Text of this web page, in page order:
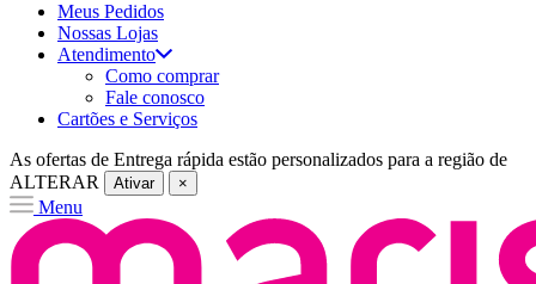
Meus Pedidos
Nossas Lojas
Atendimento
Como comprar
Fale conosco
Cartões e Serviços
As ofertas de Entrega rápida estão personalizados para a região de
ALTERAR
Ativar ×
Menu